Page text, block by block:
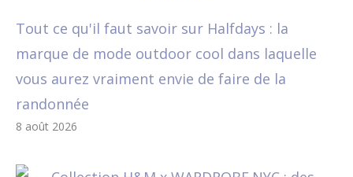
Tout ce qu'il faut savoir sur Halfdays : la
marque de mode outdoor cool dans laquelle
vous aurez vraiment envie de faire de la
randonnée
8 août 2026